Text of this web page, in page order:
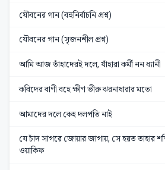
যৌবনের গান (বহুনির্বাচনি প্রশ্ন)
যৌবনের গান (সৃজনশীল প্রশ্ন)
আমি আজ তাঁহাদেরই দলে, যাঁহারা কর্মী নন ধ্যানী
কবিদের বাণী বহে ক্ষীণ ভীরু ঝরনাধারার মতো
আমাদের দলে কেহ দলপতি নাই
যে চাঁদ সাগরে জোয়ার জাগায়, সে হয়ত তাহার
ওয়াকিফ